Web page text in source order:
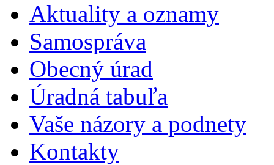
Aktuality a oznamy
Samospráva
Obecný úrad
Úradná tabuľa
Vaše názory a podnety
Kontakty